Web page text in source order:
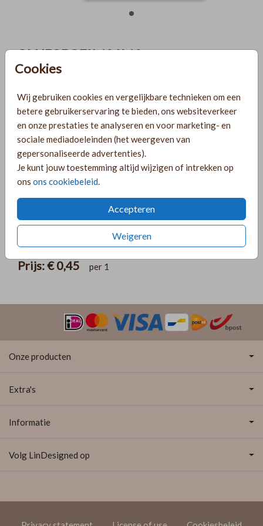
Cookies
Wij gebruiken cookies en vergelijkbare technieken om een
betere gebruikerservaring te bieden, ons websiteverkeer
en onze prestaties te analyseren en voor marketing- en
sociale mediadoeleinden (het weergeven van
gepersonaliseerde advertenties).
Je kunt jouw toestemming altijd wijzigen of intrekken op
ons ons cookiebeleid.
Accepteren
Weigeren
OLIJFGROEN 16 X 16
Voor 18:00 uur besteld, morgen in huis!
Ruime keuze uit producten voor bij je kaartje
OMSCHRIJVING
Prijs:€ 0,45 per 1
Onze producten
Extra's
Informatie
Volg LinDesigned op